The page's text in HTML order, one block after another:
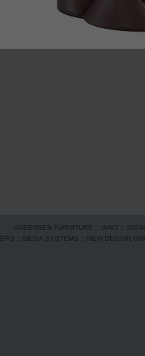
ANDERSEN FURNITURE :: INNO ::
EFG :: SEDIA SYSTEMS :: NEW DESIGN